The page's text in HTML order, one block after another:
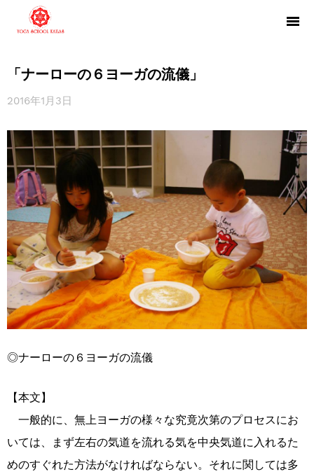
「ナーローの６ヨーガの流儀」
2016年1月3日
◎ナーローの６ヨーガの流儀
【本文】
一般的に、無上ヨーガの様々な究竟次第のプロセスにお
いては、まず左右の気道を流れる気を中央気道に入れるた
めのすぐれた方法がなければならない。それに関しては多